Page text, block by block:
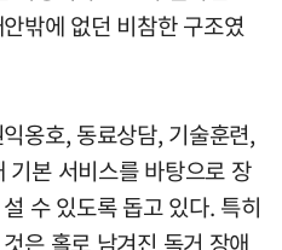
밖에 없던 비참한 구조였
옹호, 동료상담, 기술훈련,
본 서비스를 바탕으로 장
수 있도록 돕고 있다. 특히
은 홀로 남겨진 독거 장애